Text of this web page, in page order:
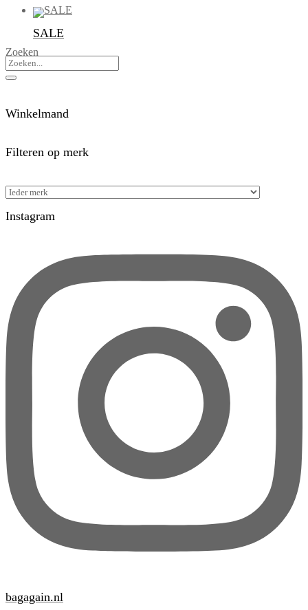
SALE
Zoeken
Winkelmand
Filteren op merk
Instagram
bagagain.nl